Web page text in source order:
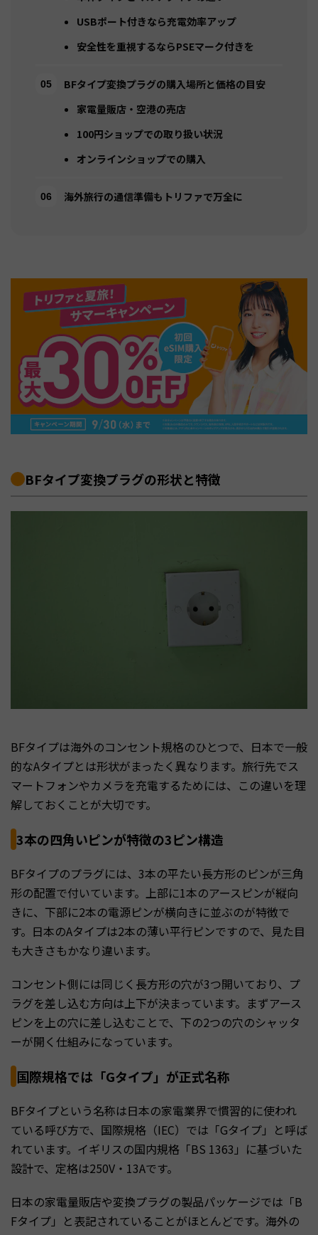
USBポート付きなら充電効率アップ
安全性を重視するならPSEマーク付きを
BFタイプ変換プラグの購入場所と価格の目安
家電量販店・空港の売店
100円ショップでの取り扱い状況
オンラインショップでの購入
海外旅行の通信準備もトリファで万全に
BFタイプ変換プラグの形状と特徴
BFタイプは海外のコンセント規格のひとつで、日本で一般
的なAタイプとは形状がまったく異なります。旅行先でス
マートフォンやカメラを充電するためには、この違いを理
解しておくことが大切です。
3本の四角いピンが特徴の3ピン構造
BFタイプのプラグには、3本の平たい長方形のピンが三角
形の配置で付いています。上部に1本のアースピンが縦向
きに、下部に2本の電源ピンが横向きに並ぶのが特徴で
す。日本のAタイプは2本の薄い平行ピンですので、見た目
も大きさもかなり違います。
コンセント側には同じく長方形の穴が3つ開いており、プ
ラグを差し込む方向は上下が決まっています。まずアース
ピンを上の穴に差し込むことで、下の2つの穴のシャッタ
ーが開く仕組みになっています。
国際規格では「Gタイプ」が正式名称
BFタイプという名称は日本の家電業界で慣習的に使われ
ている呼び方で、国際規格（IEC）では「Gタイプ」と呼ば
れています。イギリスの国内規格「BS 1363」に基づいた
設計で、定格は250V・13Aです。
日本の家電量販店や変換プラグの製品パッケージでは「B
Fタイプ」と表記されていることがほとんどです。海外の